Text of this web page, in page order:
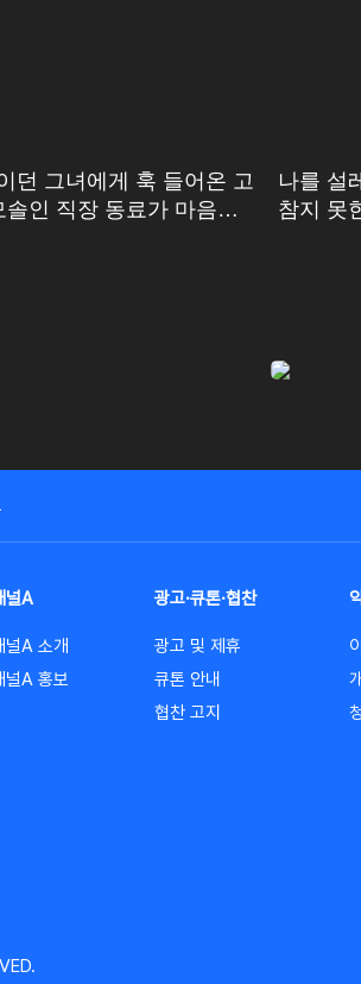
던 그녀에게 훅 들어온 고
솔인 직장 동료가 마음을
나를 설
참지 못
널A
널A 소개
널A 홍보
광고·큐톤·협찬
광고 및 제휴
큐톤 안내
협찬 고지